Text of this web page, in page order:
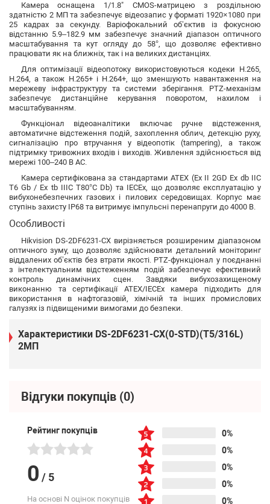
Камера оснащена 1/1.8" CMOS-матрицею з роздільною
здатністю 2 МП та забезпечує відеозапис у форматі 1920×1080 при
25 кадрах за секунду. Варіофокальний об’єктив із фокусною
відстанню 5.9–182.9 мм забезпечує значний діапазон оптичного
масштабування та кут огляду до 58°, що дозволяє ефективно
працювати як на ближніх, так і на великих дистанціях.
Для оптимізації відеопотоку використовуються кодеки H.265,
H.264, а також H.265+ і H.264+, що зменшують навантаження на
мережеву інфраструктуру та системи зберігання. PTZ-механізм
забезпечує дистанційне керування поворотом, нахилом і
масштабуванням.
Функціонал відеоаналітики включає ручне відстеження,
автоматичне відстеження подій, захоплення облич, детекцію руху,
сигналізацію про втручання у відеопотік (tampering), а також
підтримку тривожних входів і виходів. Живлення здійснюється від
мережі 100–240 В AC.
Камера сертифікована за стандартами ATEX (Ex II 2GD Ex db IIC
T6 Gb / Ex tb IIIC T80°C Db) та IECEx, що дозволяє експлуатацію у
вибухонебезпечних газових і пилових середовищах. Корпус має
ступінь захисту IP68 та витримує імпульсні перенапруги до 4000 В.
Особливості
Hikvision DS-2DF6231-CX вирізняється розширеним діапазоном
оптичного зуму, що дозволяє здійснювати детальний моніторинг
віддалених об’єктів без втрати якості. PTZ-функціонал у поєднанні
з інтелектуальним відстеженням подій забезпечує ефективний
контроль динамічних сцен. Завдяки вибухозахищеному
виконанню та сертифікації ATEX/IECEx камера підходить для
використання в нафтогазовій, хімічній та інших промислових
галузях із підвищеними вимогами до безпеки.
Характеристики DS-2DF6231-CX(0-STD)(T5/316L)
2МП
Відгуки покупців (0)
Рейтинг покупців
0 / 5
На основі N оцінок покупців
0%
0%
0%
0%
0%